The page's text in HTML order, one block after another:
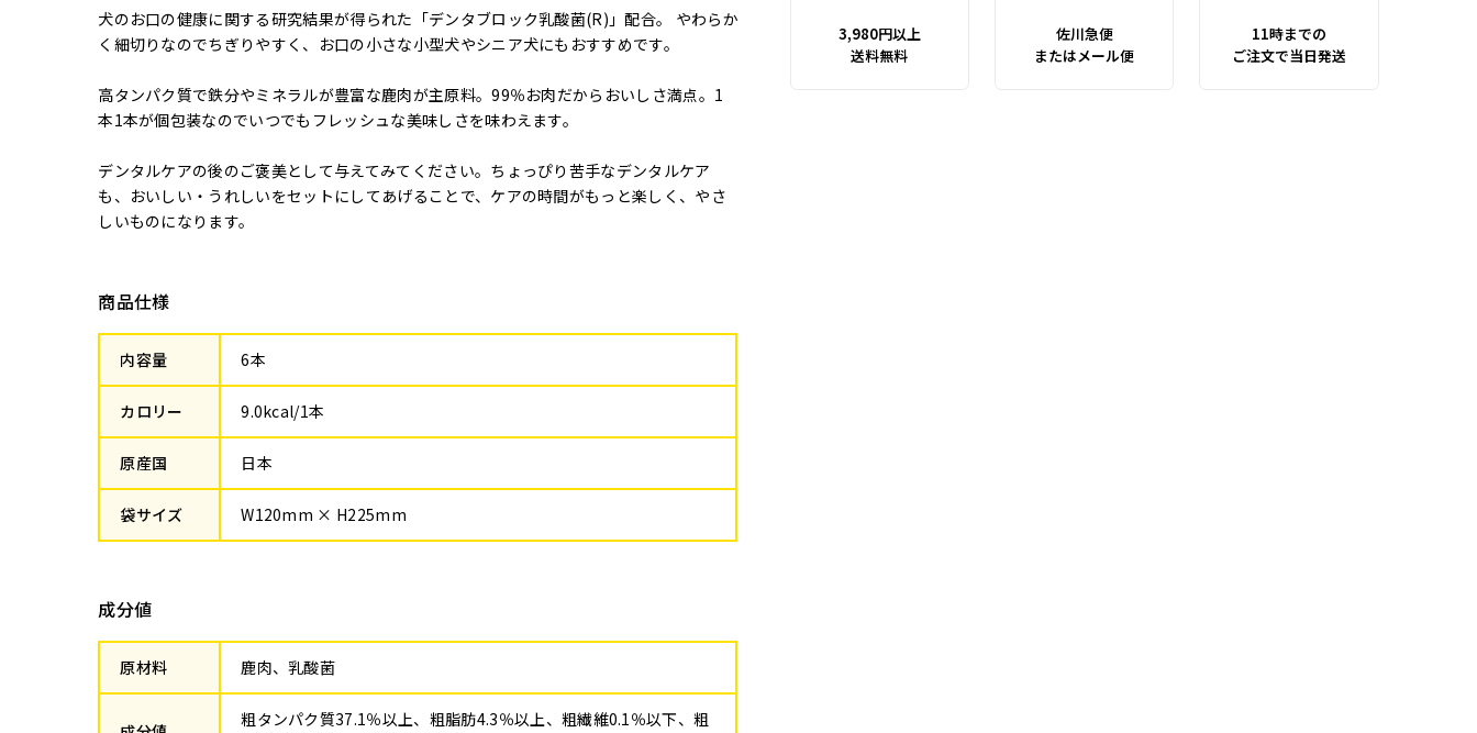
犬のお口の健康に関する研究結果が得られた「デンタブロック乳酸菌(R)」配合。 やわらか
く細切りなのでちぎりやすく、お口の小さな小型犬やシニア犬にもおすすめです。
高タンパク質で鉄分やミネラルが豊富な鹿肉が主原料。99％お肉だからおいしさ満点。1
本1本が個包装なのでいつでもフレッシュな美味しさを味わえます。
デンタルケアの後のご褒美として与えてみてください。ちょっぴり苦手なデンタルケア
も、おいしい・うれしいをセットにしてあげることで、ケアの時間がもっと楽しく、やさ
しいものになります。
商品仕様
内容量 6本
カロリー 9.0kcal/1本
原産国 日本
袋サイズ W120mm × H225mm
成分値
原材料 鹿肉、乳酸菌
粗タンパク質37.1％以上、粗脂肪4.3％以上、粗繊維0.1％以下、粗
3,980円以上
送料無料
佐川急便
またはメール便
11時までの
ご注文で当日発送